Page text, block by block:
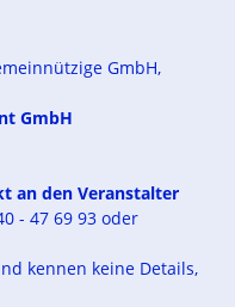
GmbH,
GmbH
an den Veranstalter
- 47 69 93 oder
kennen keine Details,